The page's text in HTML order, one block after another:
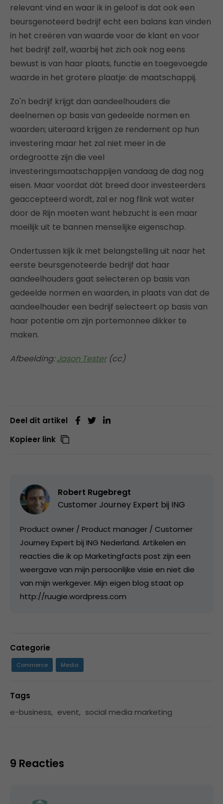
relevant vind en waar ik in geloof is dat ook een
beursgenoteerd bedrijf echt een balans kan vinden
in het creëren van waarde voor de klant en voor
het bedrijf zelf, waarbij het zich ook nog eens
bewust is van haar plaats, functie en toegevoegde
waarde in het grotere plaatje: de maatschappij.
Zo'n bedrijf krijgt dan aandeelhouders die
deelnemen op basis van gedeelde normen en
waarden; uiteraard krijgen ze rendement op hun
investering maar het zal niet meer in de
ordegrootte zijn die veel
investeringsmaatschappijen vandaag de dag nog
eisen. Maar voordat dàt breed door investeerders
geaccepteerd wordt, zal er nog flink wat water
door de Rijn moeten want hebzucht is een maar
moeilijk uit te bannen menselijke eigenschap.
Ondertussen kijk ik met belangstelling uit naar het
eerste beursgenoteerde bedrijf dat haar
aandeelhouders gaat selecteren op basis van
gedeelde normen en waarden, in plaats van dat de
aandeelhouder een bedrijf selecteert op basis van
haar potentie om zijn portemonnee dikker te
maken.
Afbeelding:Jason Tester(cc)
Deel dit artikel
Kopieer link
Robert Rugebregt
Customer Journey Expert bij ING
Product owner / Product manager / Customer
Journey Expert bij ING Nederland. Artikelen en
reacties die ik op Marketingfacts post zijn een
weergave van mijn persoonlijke visie en niet die
van mijn werkgever. Mijn eigen blog staat op
http://ruugie.wordpress.com
Categorie
Commerce Media
Tags
e-business, event, social media marketing
9 Reacties